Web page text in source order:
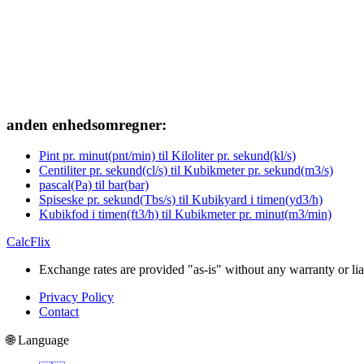
anden enhedsomregner:
Pint pr. minut(pnt/min) til Kiloliter pr. sekund(kl/s)
Centiliter pr. sekund(cl/s) til Kubikmeter pr. sekund(m3/s)
pascal(Pa) til bar(bar)
Spiseske pr. sekund(Tbs/s) til Kubikyard i timen(yd3/h)
Kubikfod i timen(ft3/h) til Kubikmeter pr. minut(m3/min)
CalcFlix
Exchange rates are provided "as-is" without any warranty or
Privacy Policy
Contact
🌐 Language